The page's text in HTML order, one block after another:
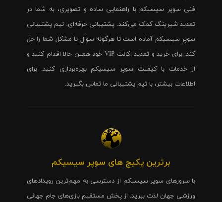
فنی سوپر سیسیکم با راهنمایی ساده و تصویری، به شما در
تمدید شیرینگ کمک می‌کند. پشتیبانی حرفه‌ای: تیم پشتیبانی
سوپر سیسیکم آماده است تا هرگونه سوال یا مشکل شما را حل
کند. برای خرید و تمدید اکانت VIP خود همین حالا اقدام کنید و
از خدمات با کیفیت سوپر سیسیکم بهره‌برداری کنید. برای
اطلاعات بیشتر، با تیم پشتیبانی ما تماس بگیرید.
برترین پکیج های سوپر سیسیکم
با سرورهای سوپر سیسیکم از دسترسی به مهم‌ترین رویدادهای
ورزشی جهان لذت ببرید. از پخش مستقیم بازی‌های جام جهانی